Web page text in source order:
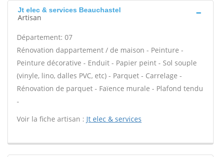
Jt elec & services Beauchastel
Artisan
Département: 07
Rénovation dappartement / de maison - Peinture -
Peinture décorative - Enduit - Papier peint - Sol souple
(vinyle, lino, dalles PVC, etc) - Parquet - Carrelage -
Rénovation de parquet - Faïence murale - Plafond tendu
-
Voir la fiche artisan : Jt elec & services